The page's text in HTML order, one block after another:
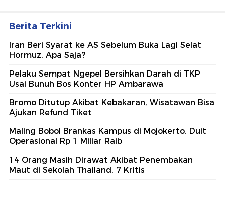
Berita Terkini
Iran Beri Syarat ke AS Sebelum Buka Lagi Selat
Hormuz, Apa Saja?
Pelaku Sempat Ngepel Bersihkan Darah di TKP
Usai Bunuh Bos Konter HP Ambarawa
Bromo Ditutup Akibat Kebakaran, Wisatawan Bisa
Ajukan Refund Tiket
Maling Bobol Brankas Kampus di Mojokerto, Duit
Operasional Rp 1 Miliar Raib
14 Orang Masih Dirawat Akibat Penembakan
Maut di Sekolah Thailand, 7 Kritis